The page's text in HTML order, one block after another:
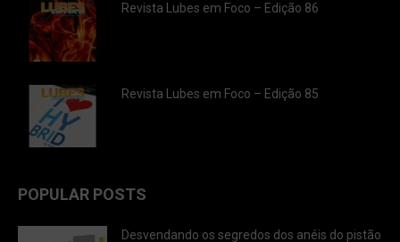
Revista Lubes em Foco – Edição 86
Revista Lubes em Foco – Edição 85
POPULAR POSTS
Desvendando os segredos dos anéis do pistão